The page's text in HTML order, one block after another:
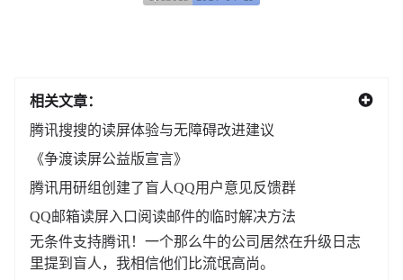
相关文章：
腾讯搜搜的读屏体验与无障碍改进建议
《争渡读屏公益版宣言》
腾讯用研组创建了盲人QQ用户意见反馈群
QQ邮箱读屏入口阅读邮件的临时解决方法
无条件支持腾讯！一个那么牛的公司居然在升级日志
里提到盲人，我相信他们比流氓高尚。